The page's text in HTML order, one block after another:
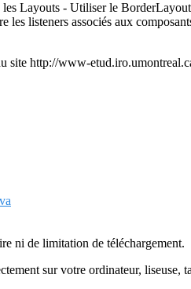
Layouts - Utiliser le
listeners associés aux
site http://www-
ni de limitation de téléchargement.
sur votre ordinateur, liseuse,